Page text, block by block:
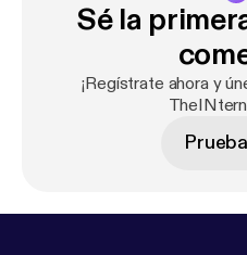
Sé la
¡Regístrate ahora y